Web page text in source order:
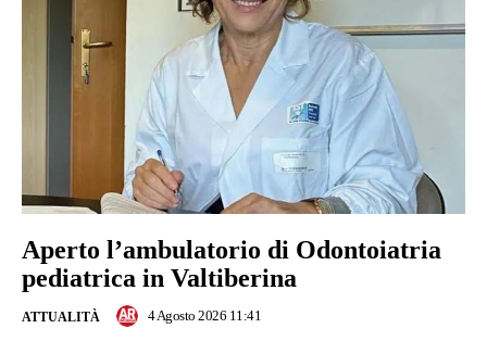
Aperto l’ambulatorio di Odontoiatria
pediatrica in Valtiberina
ATTUALITÀ 4 Agosto 2026 11:41